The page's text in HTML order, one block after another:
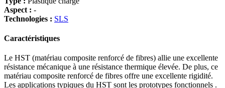
Aspect : -
Technologies : SLS
Caractéristiques
Le HST (matériau composite renforcé de fibres) allie une excellente
résistance mécanique à une résistance thermique élevée. De plus, ce
matériau composite renforcé de fibres offre une excellente rigidité.
Les applications typiques du HST sont les prototypes fonctionnels .